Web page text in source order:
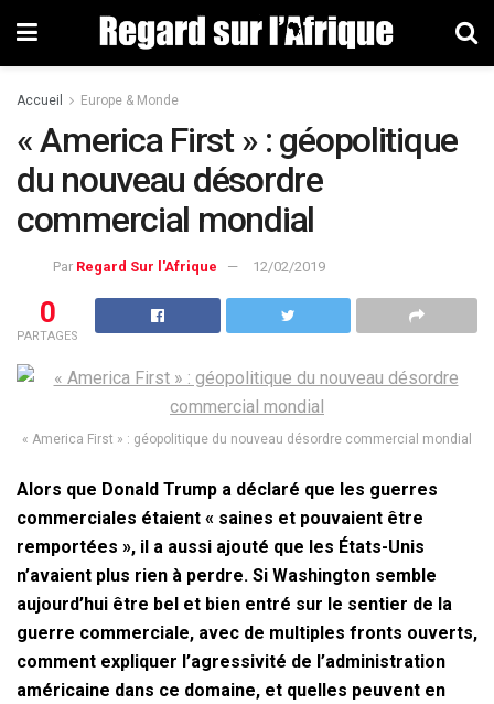
Accueil Europe & Monde
« America First » : géopolitique
du nouveau désordre
commercial mondial
Par Regard Sur l'Afrique 12/02/2019
0
PARTAGES
« America First » : géopolitique du nouveau désordre commercial mondial
Alors que Donald Trump a déclaré que les guerres
commerciales étaient « saines et pouvaient être
remportées », il a aussi ajouté que les États-Unis
n’avaient plus rien à perdre. Si Washington semble
aujourd’hui être bel et bien entré sur le sentier de la
guerre commerciale, avec de multiples fronts ouverts,
comment expliquer l’agressivité de l’administration
américaine dans ce domaine, et quelles peuvent en